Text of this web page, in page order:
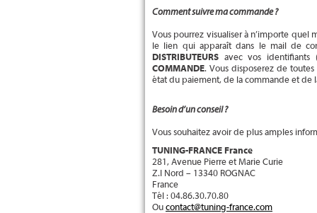
Comment suivre ma commande ?
Vous pourrez visualiser à n’importe quel
le lien qui apparaît dans le mail de
DISTRIBUTEURS avec vos
COMMANDE. Vous disposerez de
état du paiement, de la commande et de
Besoin d’un conseil ?
Vous souhaitez avoir de plus amples
TUNING-FRANCE France
281, Avenue Pierre et Marie Curie
Z.I Nord – 13340 ROGNAC
France
Tél : 04.86.30.70.80
Ou contact@tuning-france.com